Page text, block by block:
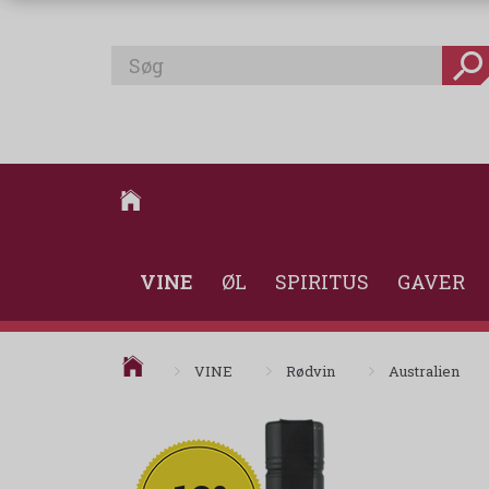
VINE ØL SPIRITUS GAVER
VINE Rødvin Australien